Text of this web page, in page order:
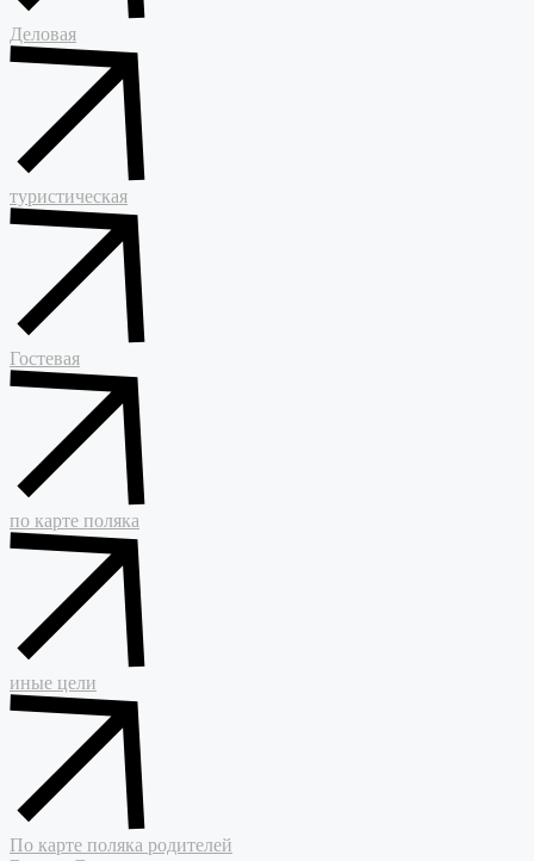
Деловая
туристическая
Гостевая
по карте поляка
иные цели
По карте поляка родителей